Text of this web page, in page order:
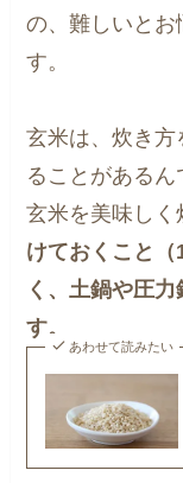
の、難しいとお
す。
玄米は、炊き
ることがあるん
玄米を美味しく
けておくこと
く、土鍋や圧
す。
あわせて読みたい